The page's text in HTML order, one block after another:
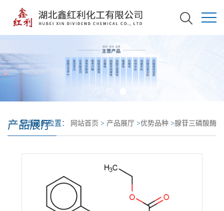
产品展厅
您当前的位置： 网站首页 > 产品展厅 >优势品种 >腺苷三磷酸酶